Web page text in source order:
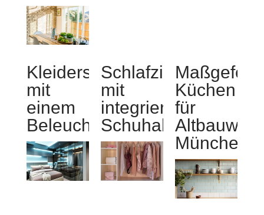
Kleiderschränke
mit
einem
Beleuchtungssystem
mit
integrierter
Schuhablage
Küchen
für
München